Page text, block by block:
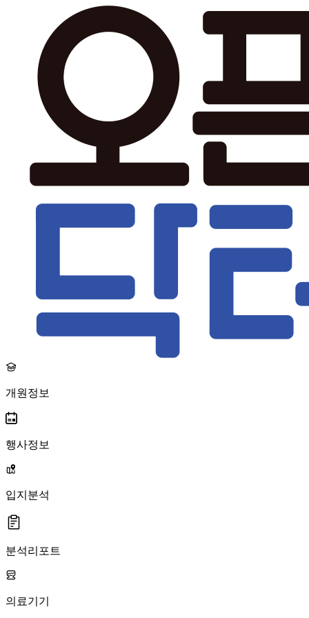
개원정보
행사정보
입지분석
분석리포트
의료기기